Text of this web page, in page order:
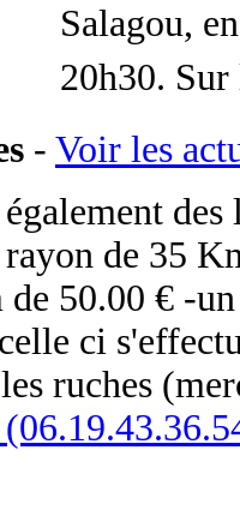
Salagou,
20h30.
- Voir les
rayon de 35
50.00 € -
ci
ruches